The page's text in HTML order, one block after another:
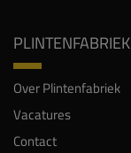
PLINTENFABRIEK
Over Plintenfabriek
Vacatures
Contact